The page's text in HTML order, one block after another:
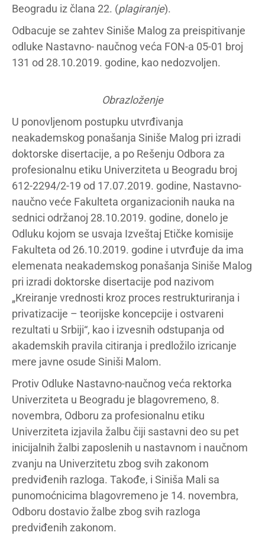
Beogradu iz člana 22. (plagiranje).
Odbacuje se zahtev Siniše Malog za preispitivanje
odluke Nastavno- naučnog veća FON-a 05-01 broj
131 od 28.10.2019. godine, kao nedozvoljen.
Obrazloženje
U ponovljenom postupku utvrđivanja
neakademskog ponašanja Siniše Malog pri izradi
doktorske disertacije, a po Rešenju Odbora za
profesionalnu etiku Univerziteta u Beogradu broj
612-2294/2-19 od 17.07.2019. godine, Nastavno-
naučno veće Fakulteta organizacionih nauka na
sednici održanoj 28.10.2019. godine, donelo je
Odluku kojom se usvaja Izveštaj Etičke komisije
Fakulteta od 26.10.2019. godine i utvrđuje da ima
elemenata neakademskog ponašanja Siniše Malog
pri izradi doktorske disertacije pod nazivom
„Kreiranje vrednosti kroz proces restrukturiranja i
privatizacije – teorijske koncepcije i ostvareni
rezultati u Srbiji“, kao i izvesnih odstupanja od
akademskih pravila citiranja i predložilo izricanje
mere javne osude Siniši Malom.
Protiv Odluke Nastavno-naučnog veća rektorka
Univerziteta u Beogradu je blagovremeno, 8.
novembra, Odboru za profesionalnu etiku
Univerziteta izjavila žalbu čiji sastavni deo su pet
inicijalnih žalbi zaposlenih u nastavnom i naučnom
zvanju na Univerzitetu zbog svih zakonom
predviđenih razloga. Takođe, i Siniša Mali sa
punomoćnicima blagovremeno je 14. novembra,
Odboru dostavio žalbe zbog svih razloga
predviđenih zakonom.